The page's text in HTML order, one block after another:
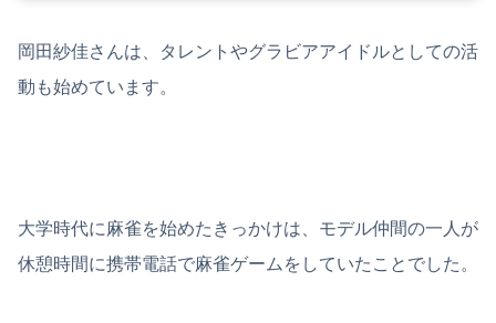
岡田紗佳さんは、タレントやグラビアアイドルとしての活
動も始めています。
大学時代に麻雀を始めたきっかけは、モデル仲間の一人が
休憩時間に携帯電話で麻雀ゲームをしていたことでした。